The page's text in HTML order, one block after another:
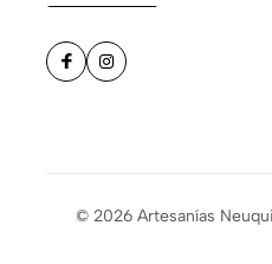
© 2026 Artesanías